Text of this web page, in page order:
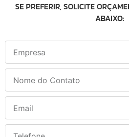
SE PREFERIR, SOLICITE
ABAIXO: